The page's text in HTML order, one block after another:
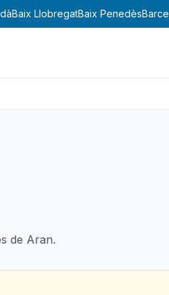
Baix LlobregatBaix Penedès
de Aran.